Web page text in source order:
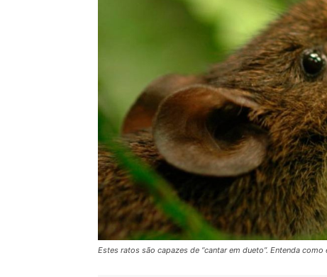
Estes ratos são capazes de “cantar em dueto”. Entenda